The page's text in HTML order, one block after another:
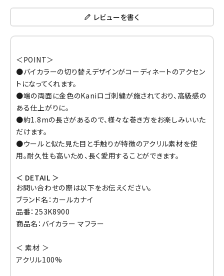
レビューを書く
＜POINT＞
●バイカラーの切り替えデザインがコーディネートのアクセン
トになってくれます。
●端の両面に金色のKaniロゴ刺繍が施されており、高級感の
ある仕上がりに。
●約1.8mの長さがあるので、様々な巻き方をお楽しみいいた
だけます。
●ウールと似た見た目と手触りが特徴のアクリル素材を使
用。耐久性も高いため、長く愛用することができます。
＜ DETAIL ＞
お問い合わせの際は以下をお伝えください。
ブランド名：カールカナイ
品番：253K8900
商品名：バイカラー マフラー
＜ 素材 ＞
アクリル100%